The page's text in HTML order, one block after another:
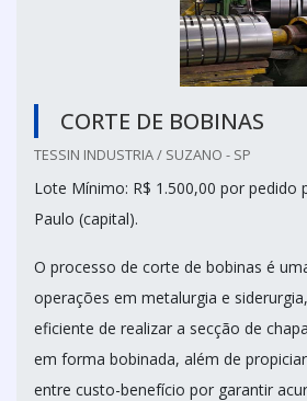
CORTE DE BOBINAS
TESSIN INDUSTRIA / SUZANO - SP
Lote Mínimo: R$ 1.500,00 por pedido
Paulo (capital).
O processo de corte de bobinas é
operações em metalurgia e
eficiente de realizar a secção de
em forma bobinada, além de
entre custo-benefício por garantir